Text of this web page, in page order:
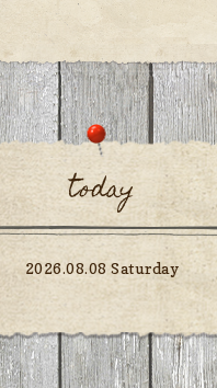
today
2026.08.08 Saturday